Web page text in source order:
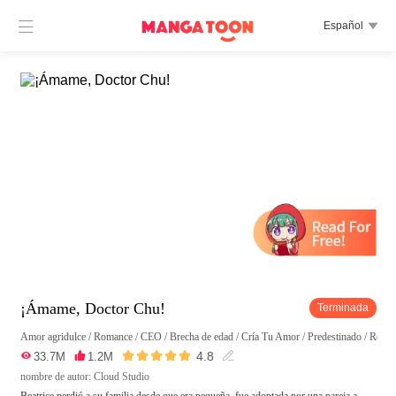
 Español 
¡Ámame, Doctor Chu! Terminada
Amor agridulce /Romance /CEO /Brecha de edad /Cría Tu Amor /Predestinado /
 33.7M  1.2M  4.8 
nombre de autor: Cloud Studio